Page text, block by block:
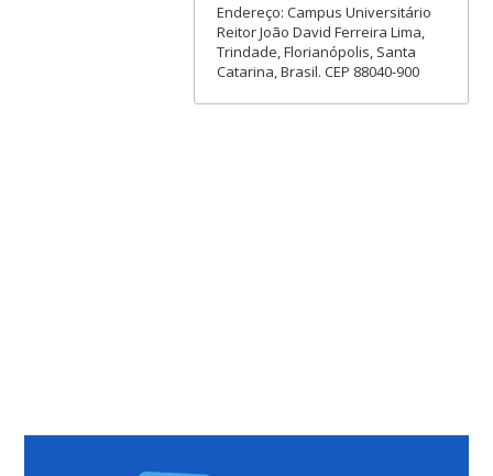
Endereço: Campus Universitário
Reitor João David Ferreira Lima,
Trindade, Florianópolis, Santa
Catarina, Brasil. CEP 88040-900